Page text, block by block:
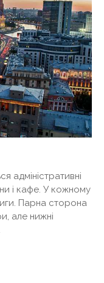
адміністративні
і кафе. У кожному
Парна сторона
але нижні